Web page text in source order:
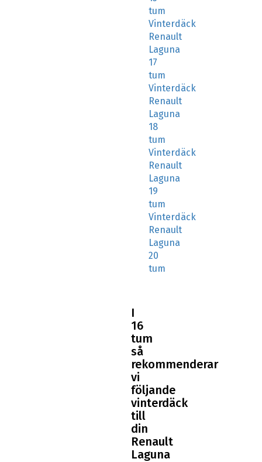
tum
Vinterdäck
Renault
Laguna
17
tum
Vinterdäck
Renault
Laguna
18
tum
Vinterdäck
Renault
Laguna
19
tum
Vinterdäck
Renault
Laguna
20
tum
I
16
tum
så
rekommenderar
vi
följande
vinterdäck
till
din
Renault
Laguna